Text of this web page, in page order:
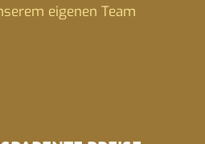
eigenen Team